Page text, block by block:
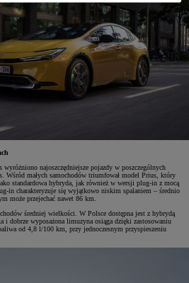
najoszczędniejsze pojazdy w poszczególnych
Wśród małych samochodów triumfował model Prius, który
standardowa hybryda, jak również w wersji plug-in z mocą
in charakteryzuje się wyjątkowo niskim spalaniem – średnio
może przejechać nawet 86 km.
średniej wielkości. W Polsce dostępna jest z hybrydą
i dobrze wyposażona limuzyna osiąga dzięki zastosowaniu
od 4,8 l/100 km, przy jednoczesnym przyspieszeniu